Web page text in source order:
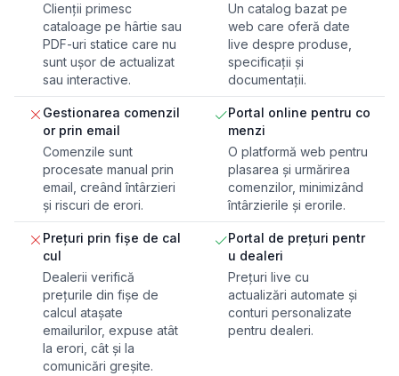
Clienții primesc
cataloage pe hârtie sau
PDF-uri statice care nu
sunt ușor de actualizat
sau interactive.
Un catalog bazat pe
web care oferă date
live despre produse,
specificații și
documentații.
Gestionarea comenzil
or prin email
Comenzile sunt
procesate manual prin
email, creând întârzieri
și riscuri de erori.
Portal online pentru co
menzi
O platformă web pentru
plasarea și urmărirea
comenzilor, minimizând
întârzierile și erorile.
Prețuri prin fișe de cal
cul
Dealerii verifică
prețurile din fișe de
calcul atașate
emailurilor, expuse atât
la erori, cât și la
comunicări greșite.
Portal de prețuri pentr
u dealeri
Prețuri live cu
actualizări automate și
conturi personalizate
pentru dealeri.